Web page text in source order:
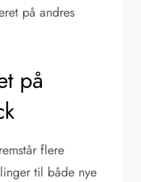
på andres
på
flere
til både nye